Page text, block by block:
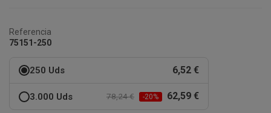
Referencia
75151-250
250 Uds 6,52 €
3.000 Uds 78,24 € -20% 62,59 €